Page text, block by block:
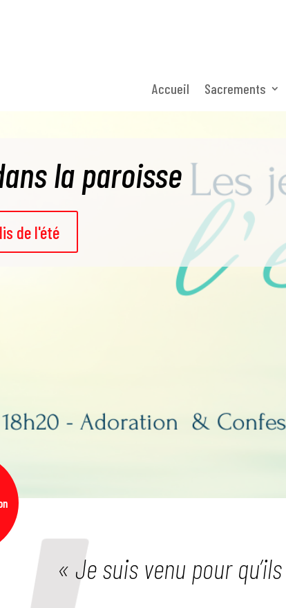
Accueil Sacrements
la paroisse
de l'été
« Je suis venu pour